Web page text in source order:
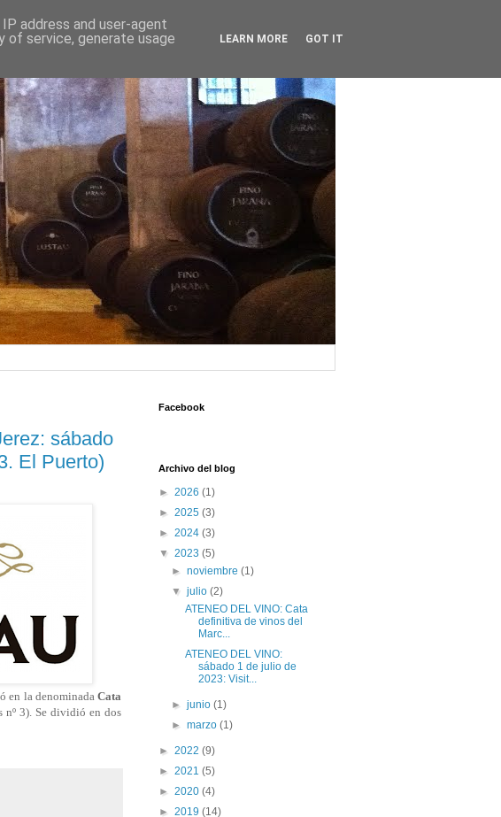
sábado
El Puerto)
en la denominada Cata
nº 3). Se dividió en dos
Facebook
Archivo del blog
► 2026 (1)
► 2025 (3)
► 2024 (3)
▼ 2023 (5)
►noviembre(1)
▼julio(2)
ATENEO DEL VINO: Cata
definitiva de vinos del
Marc...
ATENEO DEL VINO:
sábado 1 de julio de
2023: Visit...
►junio(1)
►marzo(1)
► 2022 (9)
► 2021 (5)
► 2020 (4)
► 2019 (14)
address and user-agent
of service, generate usage
LEARN MORE GOT IT